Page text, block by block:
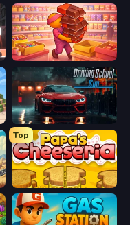
Candy Packing Store
Driving School Simulator
Top
Papa's Cheeseria